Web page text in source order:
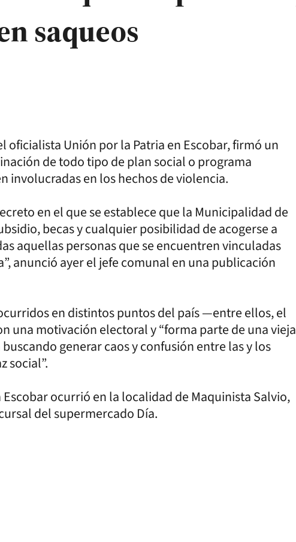
saqueos
Unión por la Patria en Escobar, firmó un
de todo tipo de plan social o programa
involucradas en los hechos de violencia.
en el que se establece que la Municipalidad de
becas y cualquier posibilidad de acogerse a
aquellas personas que se encuentren vinculadas
anunció ayer el jefe comunal en una publicación
en distintos puntos del país —entre ellos, el
una motivación electoral y “forma parte de una vieja
generar caos y confusión entre las y los
social”.
ocurrió en la localidad de Maquinista Salvio,
del supermercado Día.